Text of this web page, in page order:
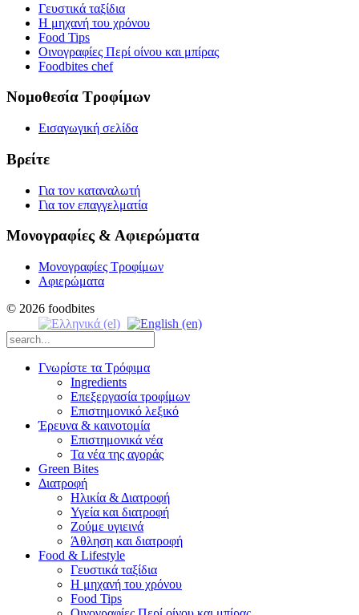
Γευστικά ταξίδια
Η μηχανή του χρόνου
Food Tips
Οινογραφίες Περί οίνου και μπίρας
Foodbites chef
Νομοθεσία Τροφίμων
Εισαγωγική σελίδα
Βρείτε
Για τον καταναλωτή
Για τον επαγγελματία
Μονογραφίες & Αφιερώματα
Μονογραφίες Τροφίμων
Αφιερώματα
© 2026 foodbites
Γνωρίστε τα Τρόφιμα
Ingredients
Επεξεργασία τροφίμων
Επιστημονικό λεξικό
Έρευνα & καινοτομία
Επιστημονικά νέα
Τα νέα της αγοράς
Green Bites
Διατροφή
Ηλικία & Διατροφή
Υγεία και διατροφή
Ζούμε υγιεινά
Άθληση και διατροφή
Food & Lifestyle
Γευστικά ταξίδια
Η μηχανή του χρόνου
Food Tips